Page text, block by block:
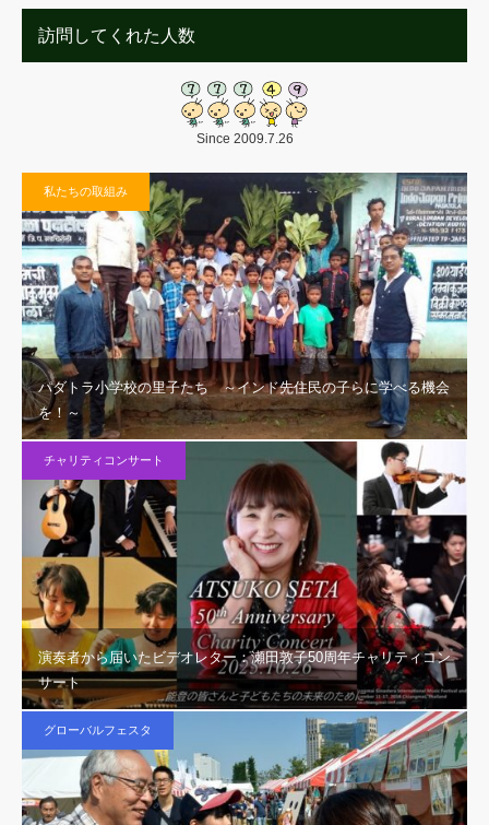
訪問してくれた人数
Since 2009.7.26
私たちの取組み
パダトラ小学校の里子たち ～インド先住民の子らに学べる機会
を！～
チャリティコンサート
演奏者から届いたビデオレター：瀬田敦子50周年チャリティコン
サート
グローバルフェスタ